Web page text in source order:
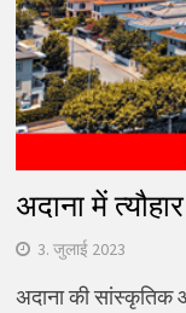
अदाना में
3. जुलाई 2023
अदाना की सांस्कृतिक